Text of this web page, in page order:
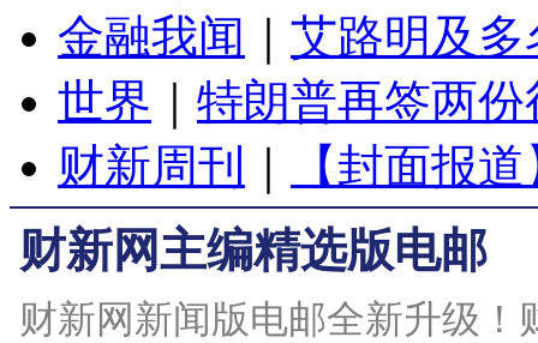
金融我闻
艾路明及
世界
特朗普再签两
财新周刊
【封面报
财新网主编精选版电邮
财新网新闻版电邮全新升级